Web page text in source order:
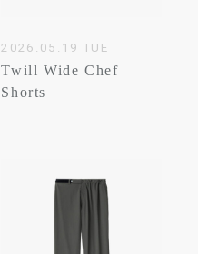
2026.05.19 TUE
Twill Wide Chef
Shorts